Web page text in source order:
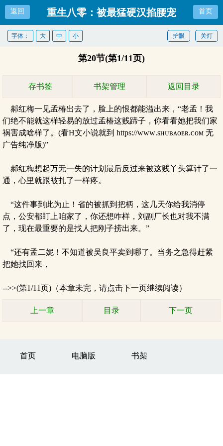
返回 重生八零：被最猛硬汉掐腰宠 首页
关灯
护眼
字体： 大 中 小
第20节(第1/11页)
存书签 书架管理 返回目录
郝红梅一见孟椿出去了，脸上的恨都能溢出来，“老孟！我
们绝不能就这样轻易的放过孟椿这贱蹄子，你看看她把我们家
祸害成啥样了。(看H文小说就到 https://ᴡᴡᴡ.sʜᴜʙᴀᴏᴇʀ.ᴄᴏᴍ 无
广告纯净版)”
郝红梅想起万无一失的计划最后反过来被这贱丫头算计了一
通，心里就跟被扎了一样疼。
“这件事到此为止！省的被抓到把柄，这几天你给我消停
点，公安都盯上咱家了，你还想咋样，刘副厂长也对我不满
了，现在最重要的是找人把刚子捞出来。”
“还有孟二妮！不知道被吴良平卖到哪了。当务之急得赶紧
把她找回来，
-->>(第1/11页)（本章未完，请点击下一页继续阅读）
上一章 目录 下一页
首页 电脑版 书架